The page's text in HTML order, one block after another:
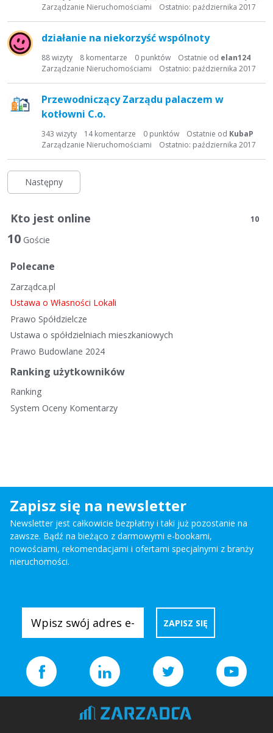
Ostatnio: października 2017
Zarządzanie Nieruchomościami
działanie na niekorzyść wspólnoty
88wizyty 8 komentarze 0 punktów Ostatnie od elan124
Ostatnio: października 2017
Zarządzanie Nieruchomościami
Przewodniczący Zarządu palaczem w
kotłowni C.o.
343 wizyty 14komentarze 0 punktów Ostatnie od KubaP
Ostatnio: października 2017
Zarządzanie Nieruchomościami
Następny
Kto jest online 10
10 Goście
Polecane
Zarządca.pl
Ustawa o Własności Lokali
Prawo Spółdzielcze
Ustawa o spółdzielniach mieszkaniowych
Prawo Budowlane 2024
Ranking użytkowników
Ranking
System Oceny Komentarzy
Zapisz się na newsletter
Newsletter jest całkowicie bezpłatny i taki już pozostanie na
zawsze. Bądź na bieżąco z darmowymi e-bookami,
nowościami, rekomendacjami i ofertami specjalnymi z branży
nieruchomości.